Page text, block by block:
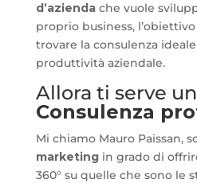
d’aziendache vuole
proprio business,
trovare la consulenza
produttività aziendale.
Allora ti serve
Consulenza
Mi chiamo Mauro Paissan,
marketingin grado di
360° su quelle che sono le